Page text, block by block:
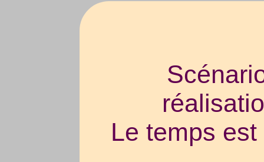
Le temps